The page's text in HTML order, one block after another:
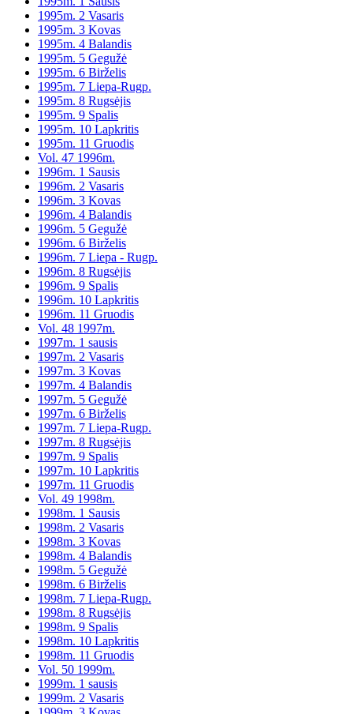
1995m. 2 Vasaris
1995m. 3 Kovas
1995m. 4 Balandis
1995m. 5 Gegužė
1995m. 6 Birželis
1995m. 7 Liepa-Rugp.
1995m. 8 Rugsėjis
1995m. 9 Spalis
1995m. 10 Lapkritis
1995m. 11 Gruodis
Vol. 47 1996m.
1996m. 1 Sausis
1996m. 2 Vasaris
1996m. 3 Kovas
1996m. 4 Balandis
1996m. 5 Gegužė
1996m. 6 Birželis
1996m. 7 Liepa - Rugp.
1996m. 8 Rugsėjis
1996m. 9 Spalis
1996m. 10 Lapkritis
1996m. 11 Gruodis
Vol. 48 1997m.
1997m. 1 sausis
1997m. 2 Vasaris
1997m. 3 Kovas
1997m. 4 Balandis
1997m. 5 Gegužė
1997m. 6 Birželis
1997m. 7 Liepa-Rugp.
1997m. 8 Rugsėjis
1997m. 9 Spalis
1997m. 10 Lapkritis
1997m. 11 Gruodis
Vol. 49 1998m.
1998m. 1 Sausis
1998m. 2 Vasaris
1998m. 3 Kovas
1998m. 4 Balandis
1998m. 5 Gegužė
1998m. 6 Birželis
1998m. 7 Liepa-Rugp.
1998m. 8 Rugsėjis
1998m. 9 Spalis
1998m. 10 Lapkritis
1998m. 11 Gruodis
Vol. 50 1999m.
1999m. 1 sausis
1999m. 2 Vasaris